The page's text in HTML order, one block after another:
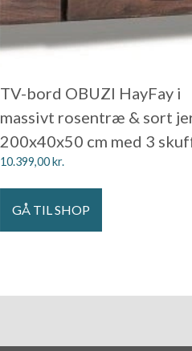
TV-bord OBUZI HayFay i
massivt rosentræ & sort
200x40x50 cm med 3
10.399,00kr.
GÅ TIL SHOP